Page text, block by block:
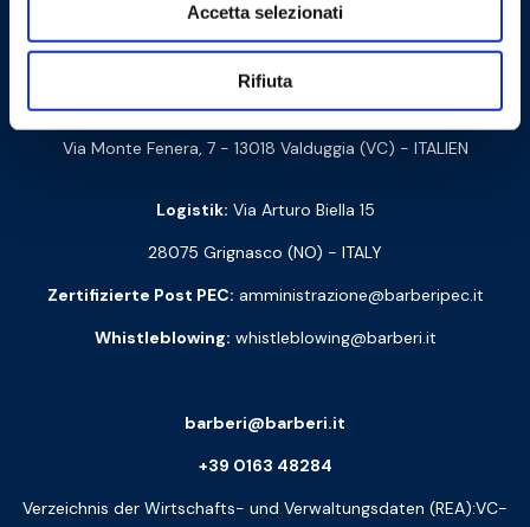
Accetta selezionati
Rifiuta
Kontakt
Steuernummer und UstIdNr: 00252070024
Via Monte Fenera, 7 - 13018 Valduggia (VC) - ITALIEN
Logistik: Via Arturo Biella 15
28075 Grignasco (NO) - ITALY
Zertifizierte Post PEC: amministrazione@barberipec.it
Whistleblowing: whistleblowing@barberi.it
barberi@barberi.it
+39 0163 48284
Verzeichnis der Wirtschafts- und Verwaltungsdaten (REA):VC-